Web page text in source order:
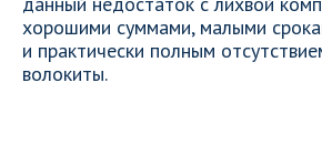
хорошими суммами, малыми
и практически полным
волокиты.